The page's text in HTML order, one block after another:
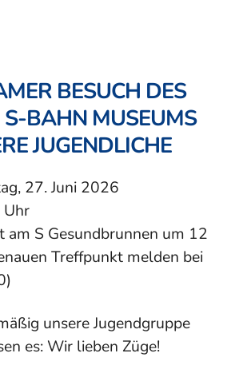
BESUCH DES
S-BAHN MUSEUMS
JUGENDLICHE
27. Juni 2026
Uhr
am S Gesundbrunnen um 12
Treffpunkt melden bei
unsere Jugendgruppe
es: Wir lieben Züge!